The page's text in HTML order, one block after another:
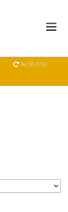
04.08.2026